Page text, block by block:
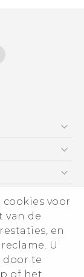
voor
van de
en
U
door te
of het